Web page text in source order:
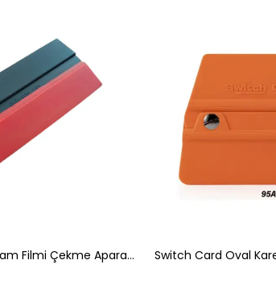
Silikon Çekçek Cam Filmi Çekme Aparatı Siyah Kırmızı